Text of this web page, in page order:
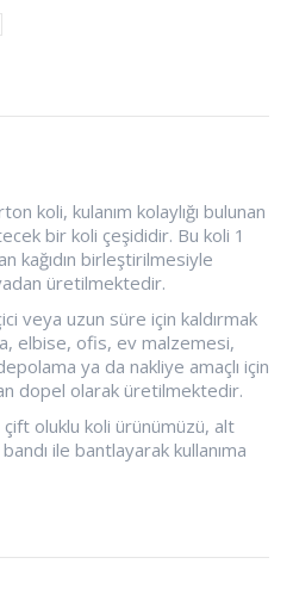
koli, kulanım kolaylığı bulunan
bir koli çeşididir. Bu koli 1
kağıdın birleştirilmesiyle
üretilmektedir.
veya uzun süre için kaldırmak
elbise, ofis, ev malzemesi,
ya da nakliye amaçlı için
dopel olarak üretilmektedir.
oluklu koli ürünümüzü, alt
ile bantlayarak kullanıma